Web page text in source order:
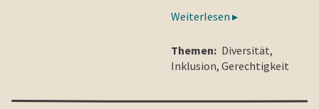
Weiterlesen ▸
Themen: Diversität,
Inklusion, Gerechtigkeit